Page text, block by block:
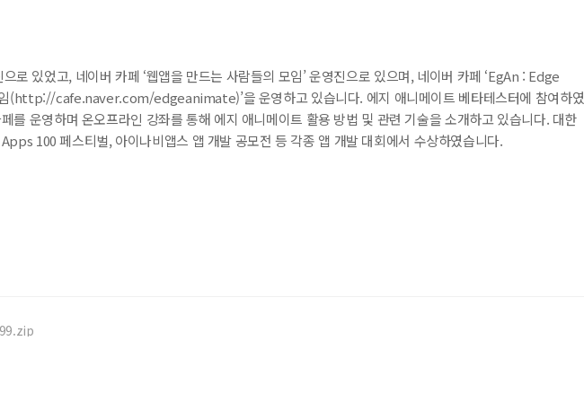
정하고 출력하기 : Publish :
져오기 : Import :
루기 : View :
알아보기 : Modify :
루기 : Timeline :
들기 : Add Keyframe :
알아보기 : Easing :
만들기 : 모션 패스 :
로 있었고, 네이버 카페 ‘웹앱을 만드는 사람들의 모임’ 운영진으로 있으며, 네이버 카페 ‘EgAn : Edge
(http://cafe.naver.com/edgeanimate)’을 운영하고 있습니다. 에지 애니메이트 베타테스터에 참여하였
를 운영하며 온오프라인 강좌를 통해 에지 애니메이트 활용 방법 및 관련 기술을 소개하고 있습니다. 대한
100 페스티벌, 아이나비앱스 앱 개발 공모전 등 각종 앱 개발 대회에서 수상하였습니다.